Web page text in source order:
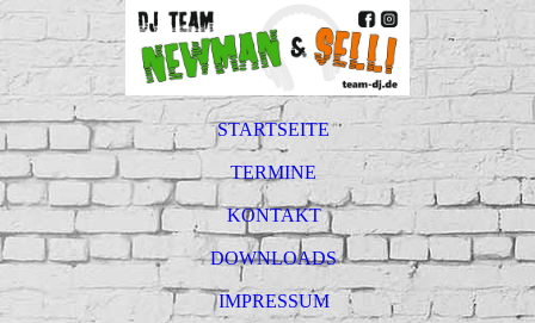
STARTSEITE
TERMINE
KONTAKT
DOWNLOADS
IMPRESSUM